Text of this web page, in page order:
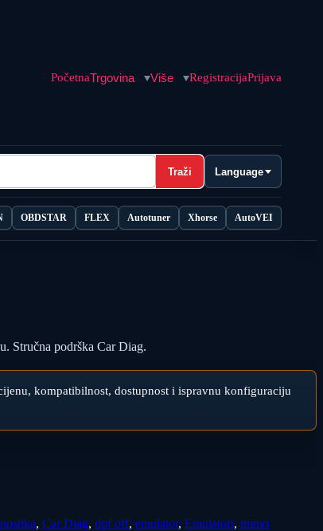
PočetnaTrgovina Više RegistracijaPrijava
Traži Language
OBDSTAR FLEX Autotuner Xhorse AutoVEI
Stručna podrška Car Diag.
kompatibilnost, dostupnost i ispravnu konfiguraciju
, Car Diag, dpf off, emulator, Emulatori, immo